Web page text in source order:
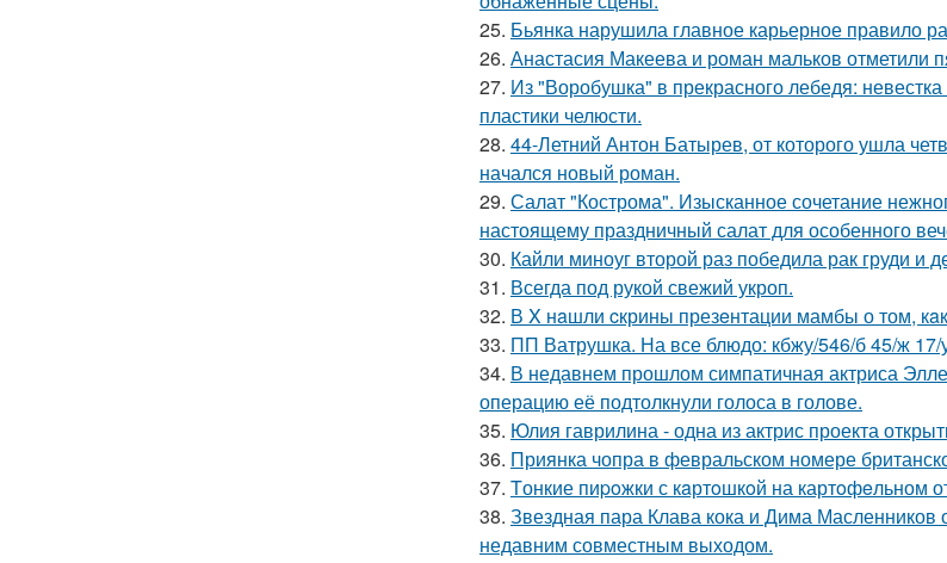
25. Бьянка нарушила главное карьерное правило
26. Анастасия Макеева и роман мальков отметили
27. Из "Воробушка" в прекрасного лебедя:
пластики челюсти.
28. 44-Летний Антон Батырев, от которого ушла
начался новый роман.
29. Салат "Кострома". Изысканное сочетание
настоящему праздничный салат для особенного
30. Кайли миноуг второй раз победила рак груди и
31. Всегда под рукой свежий укроп.
32. В X нaшли cкрины презeнтации мамбы о том,
33. ПП Ватрушка. На все блюдо: кбжу/546/б 45/ж 17/
34. В недавнем прошлом симпатичная актриса
операцию её подтолкнули голоса в голове.
35. Юлия гаврилина - одна из актрис проекта
36. Приянка чопра в февральском номере
37. Tонкие пиpoжки с кaртoшкoй на картoфeльном
38. Звездная пара Клава кока и Дима
недавним совместным выходом.